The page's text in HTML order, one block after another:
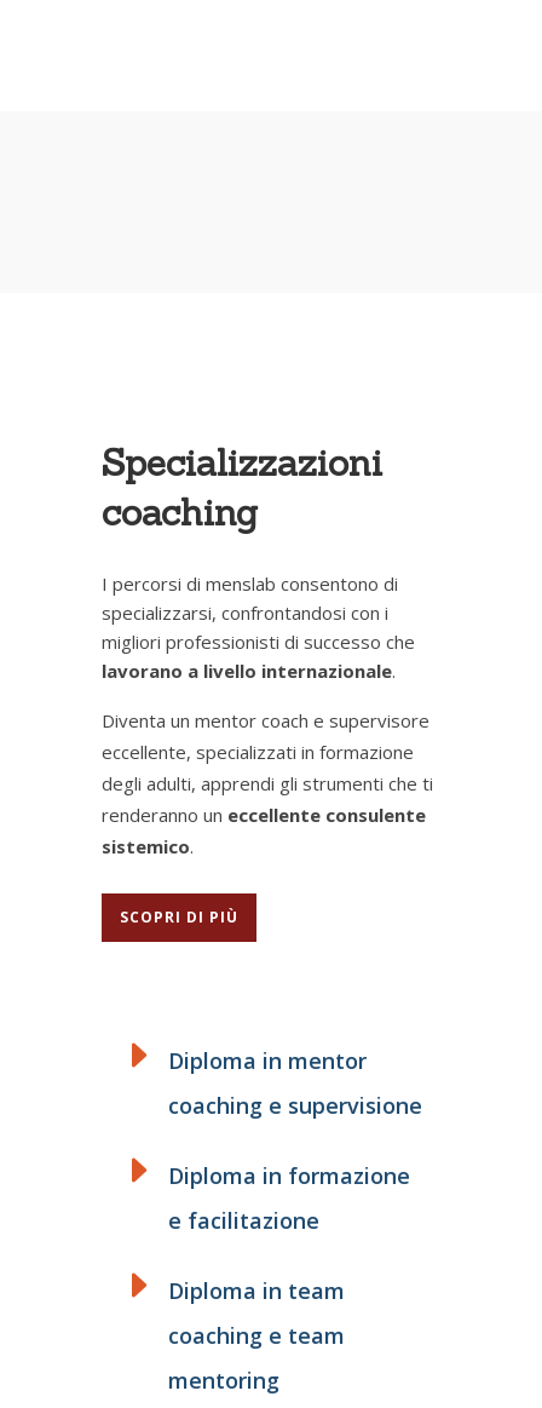
Specializzazioni
coaching
I percorsi di menslab consentono di
specializzarsi, confrontandosi con i
migliori professionisti di successo che
lavorano a livello internazionale.
Diventa un mentor coach e supervisore
eccellente, specializzati in formazione
degli adulti, apprendi gli strumenti che ti
renderanno un eccellente consulente
sistemico.
SCOPRI DI PIÙ
Diploma in mentor
coaching e supervisione
Diploma in formazione
e facilitazione
Diploma in team
coaching e team
mentoring